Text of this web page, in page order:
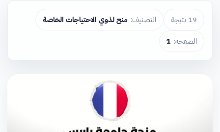
19 نتيجة التصنيف: منح لذوي الاحتياجات الخاصة
الصفحة: 1